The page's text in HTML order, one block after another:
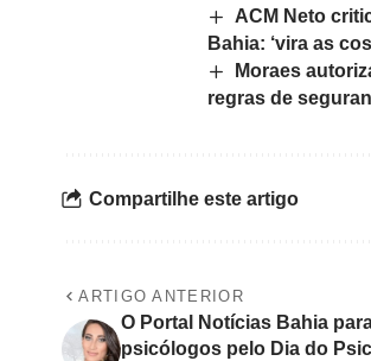
ACM Neto
Bahia: ‘vira as
Moraes
regras de
Compartilhe este artigo
ARTIGO ANTERIOR
O Portal Notícias Bahia
psicólogos pelo Dia do